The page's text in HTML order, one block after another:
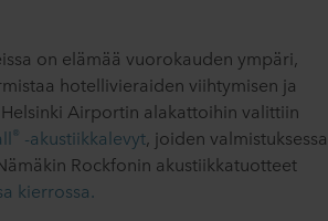
on elämää vuorokauden ympäri,
hotellivieraiden viihtymisen ja
Airportin alakattoihin valittiin
® -akustiikkalevyt, joiden valmistuksessa
Rockfonin akustiikkatuotteet
kierrossa.